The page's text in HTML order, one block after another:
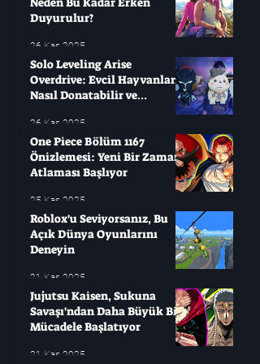
Duyurulur?
26 Kas 2025
Solo Leveling Arise
Overdrive: Evcil Hayvanları
Nasıl Donatabilir ve
26 Kas 2025
One Piece Bölüm 1167
Önizlemesi: Yeni Bir Zaman
Atlaması Başlıyor
25 Kas 2025
Roblox'u Seviyorsanız, Bu
Açık Dünya Oyunlarını
Deneyin
21 Kas 2025
Jujutsu Kaisen, Sukuna
Savaşı'ndan Daha Büyük Bir
Mücadele Başlatıyor
21 Kas 2025